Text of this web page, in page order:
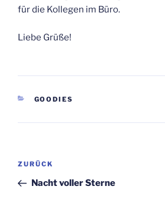
für die Kollegen im Büro.
Liebe Grüße!
KATEGORIEN
GOODIES
Beitragsnavigation
Vorheriger
Beitrag
ZURÜCK
Nacht voller Sterne